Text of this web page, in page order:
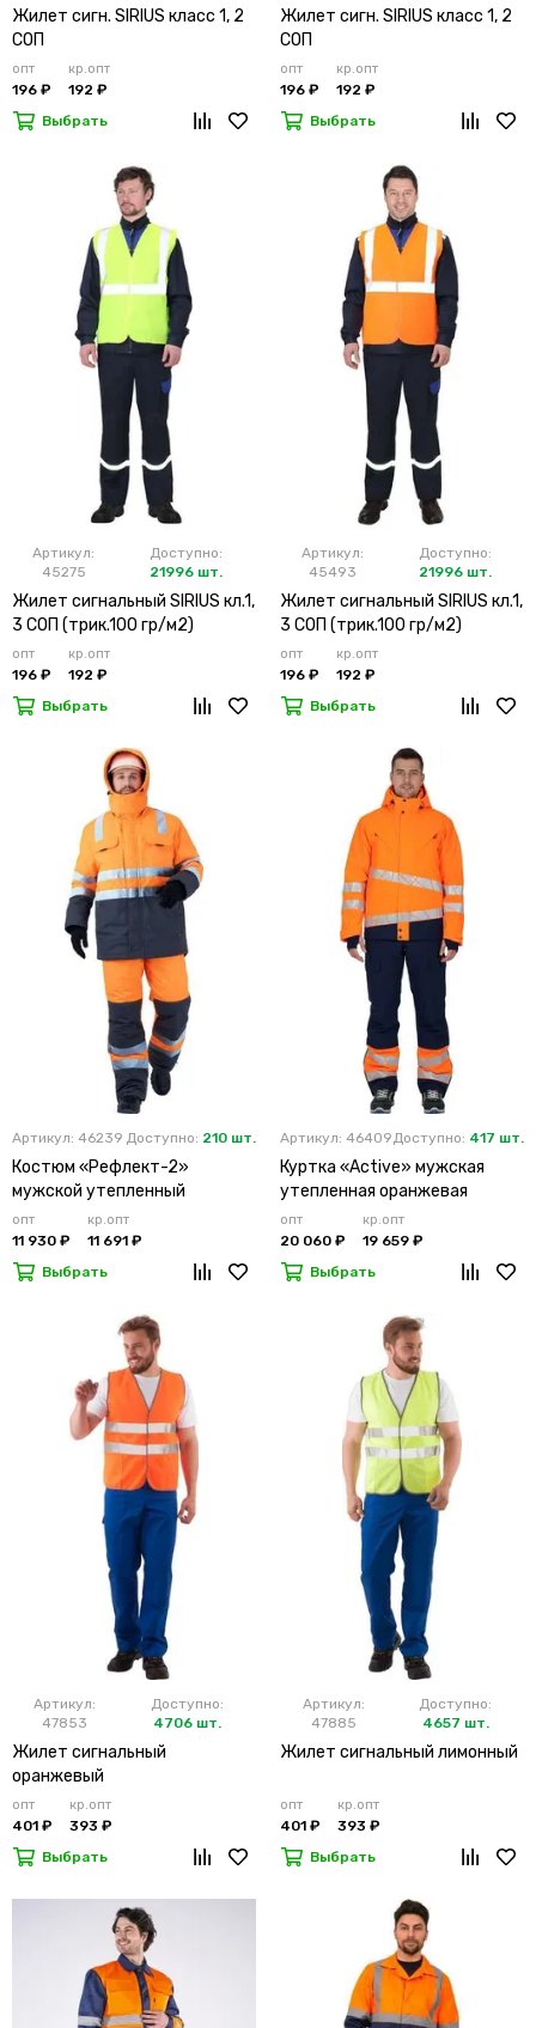
Жилет сигн. SIRIUS класс 1, 2
СОП
опт
196 ₽
кр.опт
192 ₽
Выбрать
Жилет сигн. SIRIUS класс 1, 2
СОП
опт
196 ₽
кр.опт
192 ₽
Выбрать
Артикул:
45275
Доступно:
21996 шт.
Жилет сигнальный SIRIUS кл.1,
3 СОП (трик.100 гр/м2)
лимонный
опт
196 ₽
кр.опт
192 ₽
Выбрать
Артикул:
45493
Доступно:
21996 шт.
Жилет сигнальный SIRIUS кл.1,
3 СОП (трик.100 гр/м2)
оранжевый
опт
196 ₽
кр.опт
192 ₽
Выбрать
Артикул: 46239 Доступно: 210 шт.
Костюм «Рефлект-2»
мужской утепленный
оранжевый с п/к
опт
11 930 ₽
кр.опт
11 691 ₽
Выбрать
Артикул: 46409Доступно: 417 шт.
Куртка «Active» мужская
утепленная оранжевая
опт
20 060 ₽
кр.опт
19 659 ₽
Выбрать
Артикул:
47853
Доступно:
4706 шт.
Жилет сигнальный
оранжевый
опт
401 ₽
кр.опт
393 ₽
Выбрать
Артикул:
47885
Доступно:
4657 шт.
Жилет сигнальный лимонный
опт
401 ₽
кр.опт
393 ₽
Выбрать